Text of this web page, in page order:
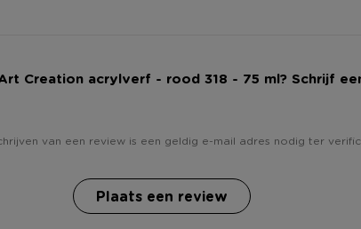
Creation acrylverf - rood 318 - 75 ml? Schrijf
van een review is een geldig e-mail adres nodig ter
Plaats een review